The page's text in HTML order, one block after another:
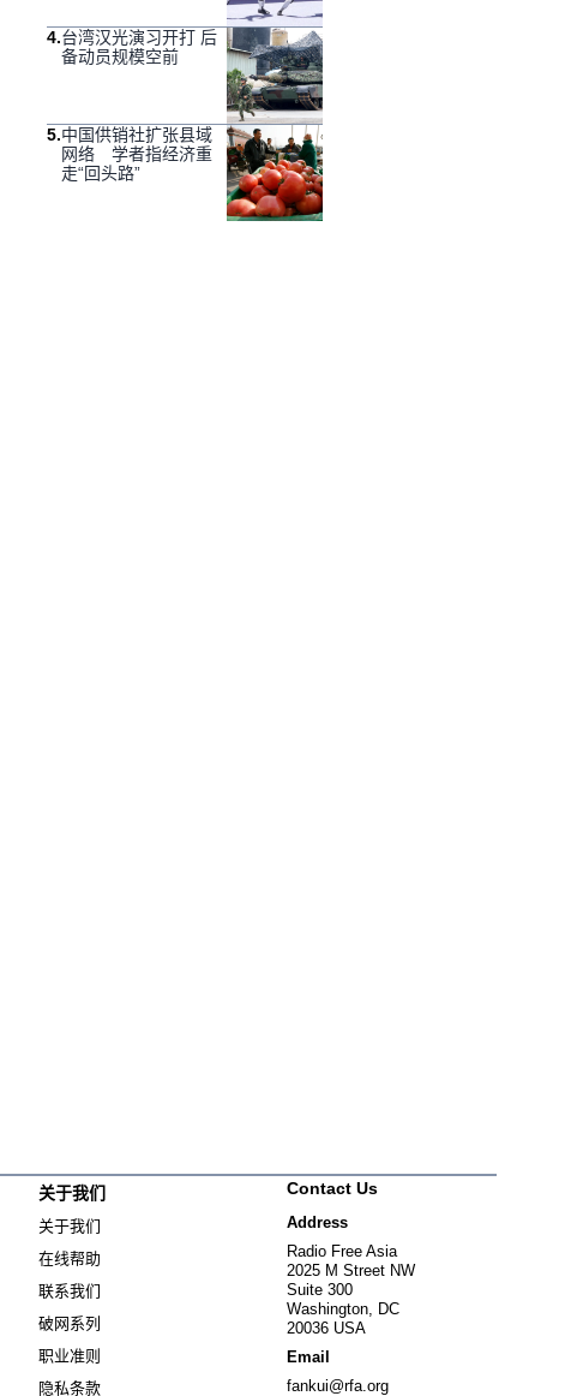
4.台湾汉光演习开打 后
备动员规模空前
5.中国供销社扩张县域
网络 学者指经济重
走“回头路”
关于我们
关于我们
在线帮助
联系我们
破网系列
职业准则
隐私条款
Contact Us
Address
Radio Free Asia
2025 M Street NW
Suite 300
Washington, DC
20036 USA
Email
fankui@rfa.org